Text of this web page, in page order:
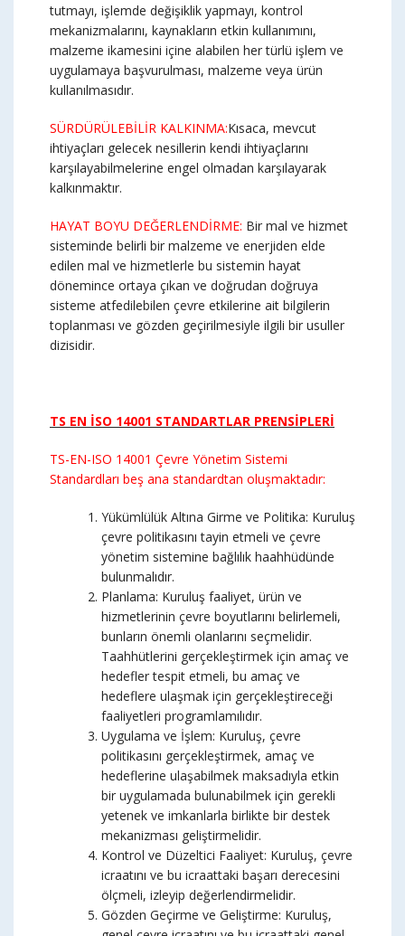
tutmayı, işlemde değişiklik yapmayı, kontrol
mekanizmalarını, kaynakların etkin kullanımını,
malzeme ikamesini içine alabilen her türlü işlem ve
uygulamaya başvurulması, malzeme veya ürün
kullanılmasıdır.
SÜRDÜRÜLEBİLİR KALKINMA:Kısaca, mevcut
ihtiyaçları gelecek nesillerin kendi ihtiyaçlarını
karşılayabilmelerine engel olmadan karşılayarak
kalkınmaktır.
HAYAT BOYU DEĞERLENDİRME: Bir mal ve hizmet
sisteminde belirli bir malzeme ve enerjiden elde
edilen mal ve hizmetlerle bu sistemin hayat
dönemince ortaya çıkan ve doğrudan doğruya
sisteme atfedilebilen çevre etkilerine ait bilgilerin
toplanması ve gözden geçirilmesiyle ilgili bir usuller
dizisidir.
TS EN İSO 14001 STANDARTLAR PRENSİPLERİ
TS-EN-ISO 14001 Çevre Yönetim Sistemi
Standardları beş ana standardtan oluşmaktadır:
Yükümlülük Altına Girme ve Politika: Kuruluş
çevre politikasını tayin etmeli ve çevre
yönetim sistemine bağlılık haahhüdünde
bulunmalıdır.
Planlama: Kuruluş faaliyet, ürün ve
hizmetlerinin çevre boyutlarını belirlemeli,
bunların önemli olanlarını seçmelidir.
Taahhütlerini gerçekleştirmek için amaç ve
hedefler tespit etmeli, bu amaç ve
hedeflere ulaşmak için gerçekleştireceği
faaliyetleri programlamılıdır.
Uygulama ve İşlem: Kuruluş, çevre
politikasını gerçekleştirmek, amaç ve
hedeflerine ulaşabilmek maksadıyla etkin
bir uygulamada bulunabilmek için gerekli
yetenek ve imkanlarla birlikte bir destek
mekanizması geliştirmelidir.
Kontrol ve Düzeltici Faaliyet: Kuruluş, çevre
icraatını ve bu icraattaki başarı derecesini
ölçmeli, izleyip değerlendirmelidir.
Gözden Geçirme ve Geliştirme: Kuruluş,